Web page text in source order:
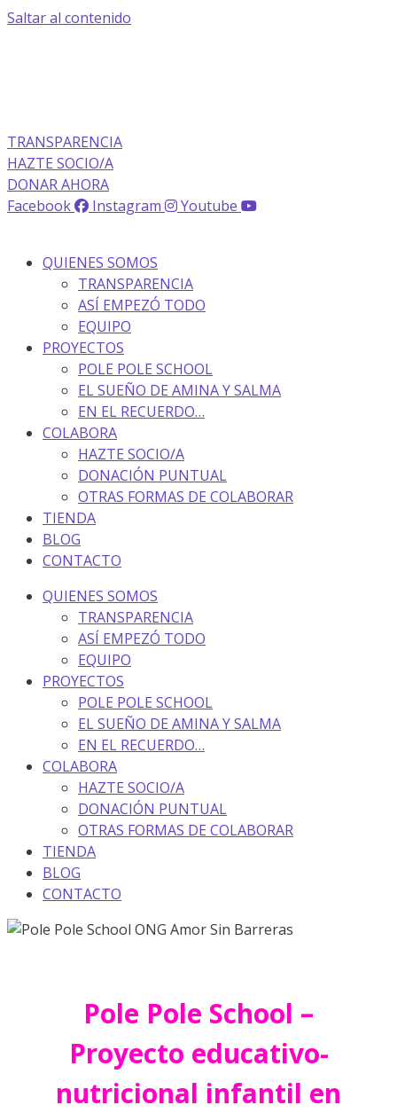
Saltar al contenido
TRANSPARENCIA
HAZTE SOCIO/A
DONAR AHORA
Facebook
Instagram Youtube
QUIENES SOMOS
TRANSPARENCIA
ASÍ EMPEZÓ TODO
EQUIPO
PROYECTOS
POLE POLE SCHOOL
EL SUEÑO DE AMINA Y SALMA
EN EL RECUERDO…
COLABORA
HAZTE SOCIO/A
DONACIÓN PUNTUAL
OTRAS FORMAS DE COLABORAR
TIENDA
BLOG
CONTACTO
QUIENES SOMOS
TRANSPARENCIA
ASÍ EMPEZÓ TODO
EQUIPO
PROYECTOS
POLE POLE SCHOOL
EL SUEÑO DE AMINA Y SALMA
EN EL RECUERDO…
COLABORA
HAZTE SOCIO/A
DONACIÓN PUNTUAL
OTRAS FORMAS DE COLABORAR
TIENDA
BLOG
CONTACTO
Pole Pole School –
Proyecto educativo-
nutricional infantil en